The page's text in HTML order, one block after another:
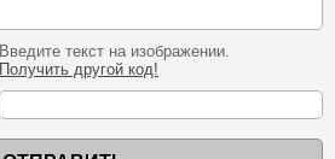
Введите текст на изображении.
Получить другой код!